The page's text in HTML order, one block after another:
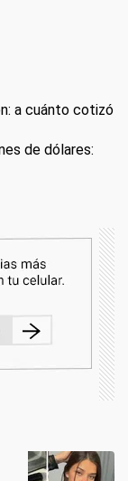
a cuánto cotizó
de dólares: